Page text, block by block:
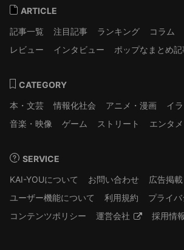
ARTICLE
記事一覧
注目記事 ランキング コラム
レビュー
インタビュー ポップなまとめ記
CATEGORY
本・文芸
情報化社会 アニメ・漫画
イ
音楽・映像
ゲーム ストリート エンタメ
SERVICE
KAI-YOUについて
お問い合わせ
広告掲載
ユーザー機能について
利用規約
プライ
コンテンツポリシー
運営会社 採用情